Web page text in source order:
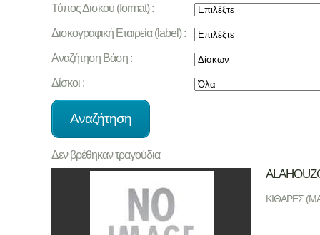
Τύπος Δισκου (format) :
Δισκογραφική Εταιρεία (label) :
Αναζήτηση Βάση :
Δίσκοι :
Δεν βρέθηκαν τραγούδια
ΚΙΘΑΡΕΣ